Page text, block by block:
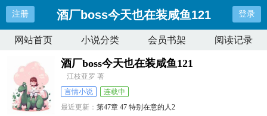
注册 酒厂boss今天也在装咸鱼121 登录
网站首页 小说分类 会员书架 阅读记录
酒厂boss今天也在装咸鱼121
江枝亚罗 著
言情小说
连载中
最近更新：第47章 47 特别在意的人2